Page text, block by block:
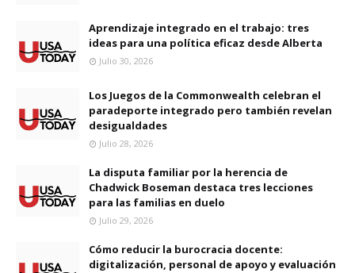
Aprendizaje integrado en el trabajo: tres
ideas para una política eficaz desde Alberta
Julio 30, 2026
Los Juegos de la Commonwealth celebran el
paradeporte integrado pero también revelan
desigualdades
Julio 28, 2026
La disputa familiar por la herencia de
Chadwick Boseman destaca tres lecciones
para las familias en duelo
Julio 29, 2026
Cómo reducir la burocracia docente:
digitalización, personal de apoyo y evaluación